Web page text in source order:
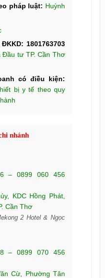
pháp luật: Huỳnh
1801763703
Đầu tư TP. Cần Thơ
có điều kiện:
bị y tế theo quy
nhánh
– 0899 060 456
KDC Hồng Phát,
Cần Thơ
2 Hotel & Ngọc
– 0899 070 456
Cừ, Phường Tân